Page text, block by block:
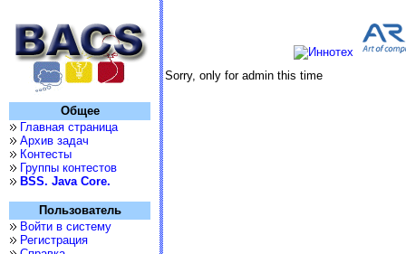
Общее
Главная страница
Архив задач
Контесты
Группы контестов
BSS. Java Core.
Пользователь
Войти в систему
Регистрация
Sorry, only for admin this time